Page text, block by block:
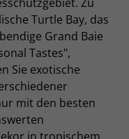
Turtle Bay, das
Grand Baie
Tastes",
Sie exotische
mit den besten